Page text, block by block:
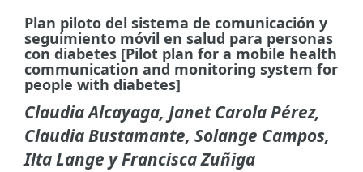
Plan piloto del sistema de comunicación y
seguimiento móvil en salud para personas
con diabetes [Pilot plan for a mobile health
communication and monitoring system for
people with diabetes]
Claudia Alcayaga, Janet Carola Pérez,
Claudia Bustamante, Solange Campos,
Ilta Lange y Francisca Zuñiga